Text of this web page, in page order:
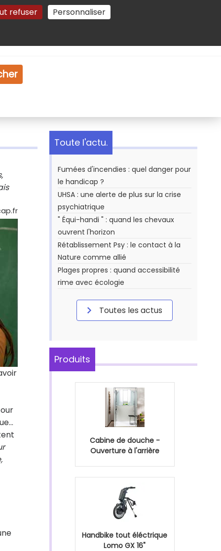
refuser Personnaliser
Gestion des cookies
Toute l'actu.
Fumées d'incendies : quel danger pour
le handicap ?
UHSA : une alerte de plus sur la crise
psychiatrique
" Équi-handi " : quand les chevaux
ouvrent l'horizon
Rétablissement Psy : le contact à la
Nature comme allié
Plages propres : quand accessibilité
rime avec écologie
Toutes les actus
Produits
Cabine de douche -
Ouverture à l'arrière
Handbike tout éléctrique
Lomo GX 16"